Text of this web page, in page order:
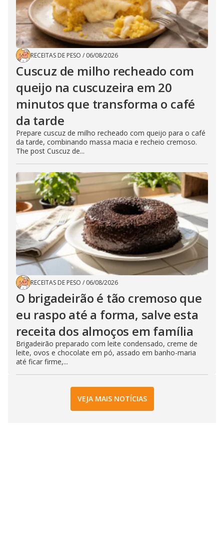
RECEITAS DE PESO / 06/08/2026
Cuscuz de milho recheado com
queijo na cuscuzeira em 20
minutos que transforma o café
da tarde
Prepare cuscuz de milho recheado com queijo para o café
da tarde, combinando massa macia e recheio cremoso.
The post Cuscuz de...
RECEITAS DE PESO / 06/08/2026
O brigadeirão é tão cremoso que
eu raspo até a forma, salve esta
receita dos almoços em família
Brigadeirão preparado com leite condensado, creme de
leite, ovos e chocolate em pó, assado em banho-maria
até ficar firme,...
VEJA MAIS NOTÍCIAS